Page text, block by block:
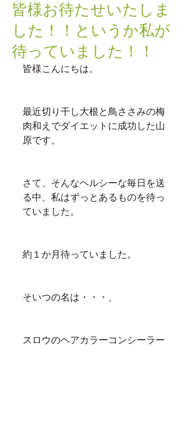
皆様お待たせいたしま
した！！というか私が
待っていました！！
皆様こんにちは。
最近切り干し大根と鳥ささみの梅
肉和えでダイエットに成功した山
原です。
さて、そんなヘルシーな毎日を送
る中、私はずっとあるものを待っ
ていました。
約１か月待っていました。
そいつの名は・・・、
スロウのヘアカラーコンシーラー